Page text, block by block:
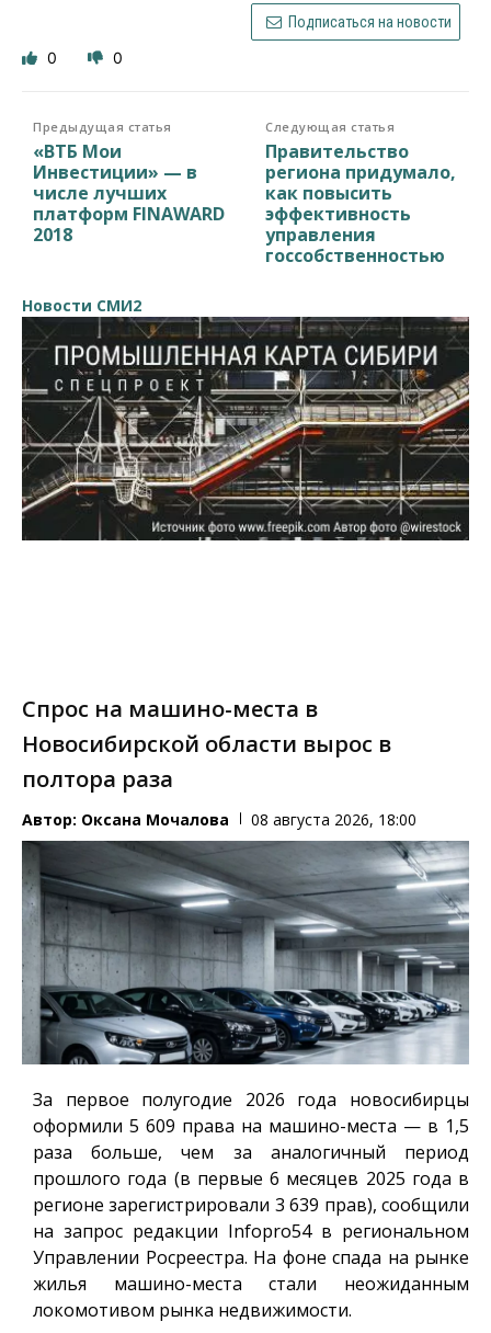
Подписаться на новости
0 0
Предыдущая статья
«ВТБ Мои
Инвестиции» — в
числе лучших
платформ FINAWARD
2018
Следующая статья
Правительство
региона придумало,
как повысить
эффективность
управления
госсобственностью
Новости СМИ2
Спрос на машино-места в
Новосибирской области вырос в
полтора раза
Автор: Оксана Мочалова 08 августа 2026, 18:00
За первое полугодие 2026 года новосибирцы
оформили 5 609 права на машино-места — в 1,5
раза больше, чем за аналогичный период
прошлого года (в первые 6 месяцев 2025 года в
регионе зарегистрировали 3 639 прав), сообщили
на запрос редакции Infopro54в региональном
Управлении Росреестра. На фоне спада на рынке
жилья машино-места стали неожиданным
локомотивом рынка недвижимости.